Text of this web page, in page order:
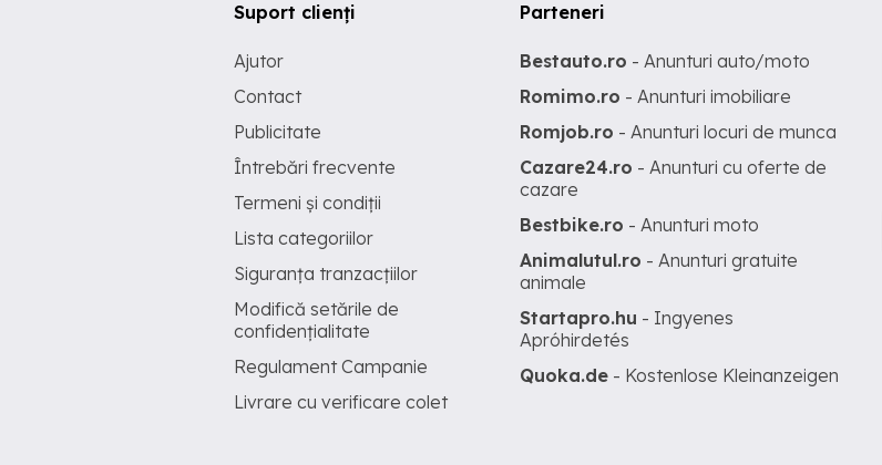
Suport clienți
Ajutor
Contact
Publicitate
Întrebări frecvente
Termeni și condiții
Lista categoriilor
Siguranța tranzacțiilor
Modifică setările de
confidențialitate
Regulament Campanie
Livrare cu verificare colet
Parteneri
Bestauto.ro - Anunturi auto/moto
Romimo.ro - Anunturi imobiliare
Romjob.ro - Anunturi locuri de munca
Cazare24.ro - Anunturi cu oferte de
cazare
Bestbike.ro - Anunturi moto
Animalutul.ro - Anunturi gratuite
animale
Startapro.hu - Ingyenes
Apróhirdetés
Quoka.de - Kostenlose Kleinanzeigen